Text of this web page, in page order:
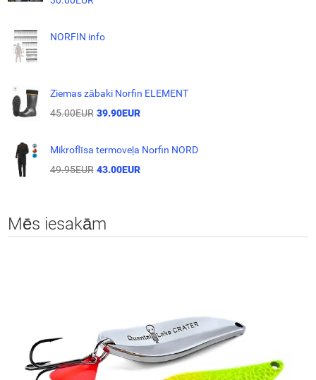
NORFIN info
Ziemas zābaki Norfin ELEMENT
45.00EUR 39.90EUR
Mikroflīsa termoveļa Norfin NORD
49.95EUR 43.00EUR
Mēs iesakām